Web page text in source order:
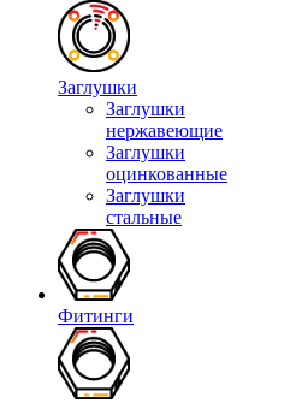
Заглушки
Заглушки
нержавеющие
Заглушки
оцинкованные
Заглушки
стальные
Фитинги